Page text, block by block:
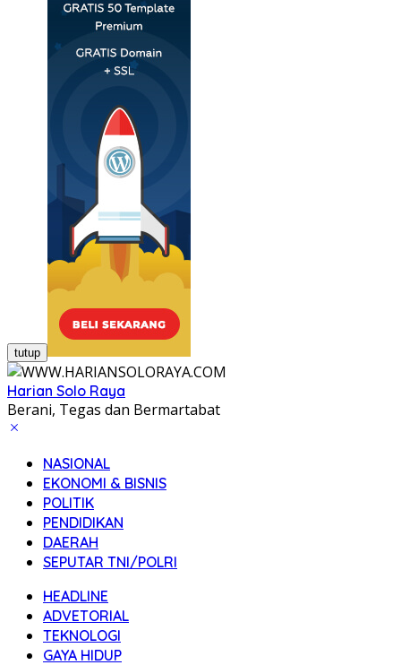
tutup
Harian Solo Raya
Berani, Tegas dan Bermartabat
NASIONAL
EKONOMI & BISNIS
POLITIK
PENDIDIKAN
DAERAH
SEPUTAR TNI/POLRI
HEADLINE
ADVETORIAL
TEKNOLOGI
GAYA HIDUP